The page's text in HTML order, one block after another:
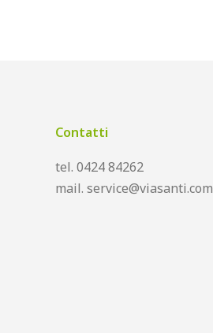
Contatti
tel. 0424 84262
mail. service@viasanti.com